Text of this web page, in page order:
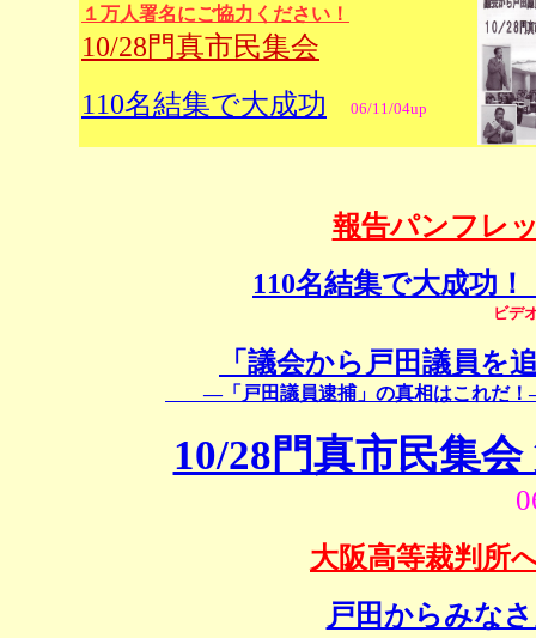
１万人署名にご協力ください！
10/28門真市民集会
110名結集で大成功
06/11/04up
報告パンフレ
110名結集で大成功
ビデ
「議会から戸田議員を
―「戸田議員逮捕」の真相はこれだ！
10/28門真市民集
大阪高等裁判所
戸田からみな